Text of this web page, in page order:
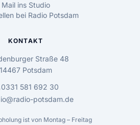
Mail ins Studio
bei Radio Potsdam
KONTAKT
Straße 48
14467 Potsdam
0331 581 692 30
potsdam.de
ist von Montag – Freitag